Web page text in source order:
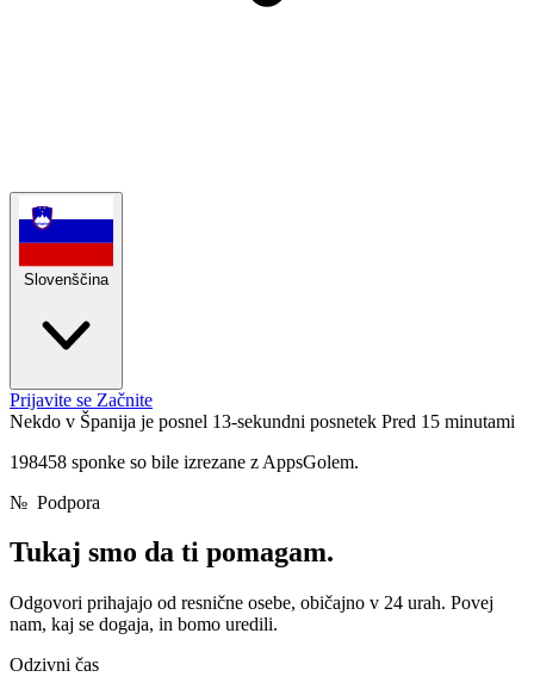
Slovenščina
Prijavite se Začnite
Nekdo v Španija je posnel 13-sekundni posnetek Pred 15 minutami
198458 sponke so bile izrezane z AppsGolem.
№ Podpora
Tukaj smo da ti pomagam.
Odgovori prihajajo od resnične osebe, običajno v 24 urah. Povej
nam, kaj se dogaja, in bomo uredili.
Odzivni čas